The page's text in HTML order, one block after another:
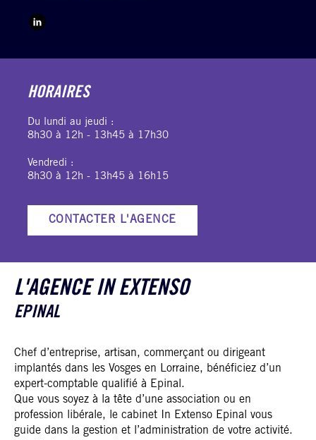
HORAIRES
Du lundi au jeudi :
8h30 à 12h - 13h45 à 17h30
Vendredi :
8h30 à 12h - 13h45 à 16h15
CONTACTER L'AGENCE
L'AGENCE IN EXTENSO
EPINAL
Chef d’entreprise, artisan, commerçant ou dirigeant
implantés dans les Vosges en Lorraine, bénéficiez d’un
expert-comptable qualifié à Epinal.
Que vous soyez à la tête d’une association ou en
profession libérale, le cabinet In Extenso Epinal vous
guide dans la gestion et l’administration de votre activité.